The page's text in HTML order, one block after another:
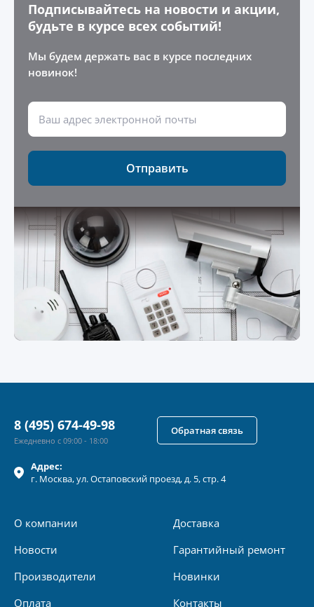
Подписывайтесь на новости и акции,
будьте в курсе всех событий!
Мы будем держать вас в курсе последних
новинок!
Отправить
Адрес:
г. Москва, ул.Остаповский проезд, д. 5, стр. 4
О компании
Новости
Производители
Оплата
Доставка
Гарантийный ремонт
Новинки
Контакты
8 (495) 674-49-98
Ежедневно с 09:00 - 18:00
Обратная связь